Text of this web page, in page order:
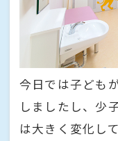
今日では子ども
しましたし、少
は大きく変化し